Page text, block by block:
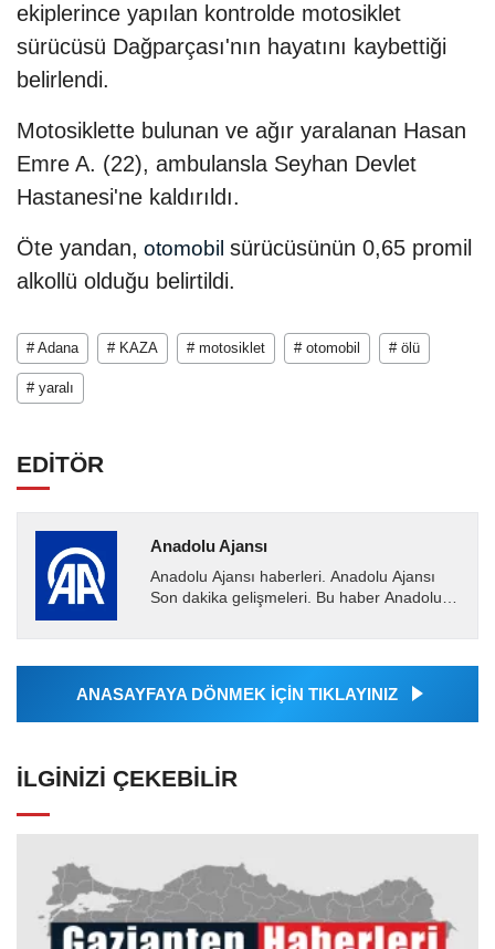
ekiplerince yapılan kontrolde motosiklet
sürücüsü Dağparçası'nın hayatını kaybettiği
belirlendi.
Motosiklette bulunan ve ağır yaralanan Hasan
Emre A. (22), ambulansla Seyhan Devlet
Hastanesi'ne kaldırıldı.
Öte yandan, otomobil sürücüsünün 0,65 promil
alkollü olduğu belirtildi.
# Adana # KAZA # motosiklet # otomobil # ölü
# yaralı
EDİTÖR
Anadolu Ajansı
Anadolu Ajansı haberleri. Anadolu Ajansı
Son dakika gelişmeleri. Bu haber Anadolu
Ajansı tarafından...
ANASAYFAYA DÖNMEK İÇİN TIKLAYINIZ
İLGINIZI ÇEKEBILIR